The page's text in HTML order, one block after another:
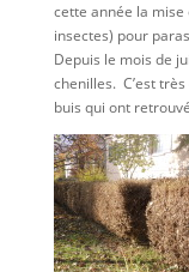
cette année la
insectes) pour
Depuis le mois de
chenilles. C’est
buis qui ont